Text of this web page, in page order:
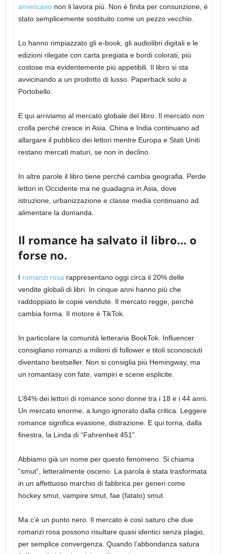
americano non li lavora più. Non è finita per consunzione, è
stato semplicemente sostituito come un pezzo vecchio.
Lo hanno rimpiazzato gli e-book, gli audiolibri digitali e le
edizioni rilegate con carta pregiata e bordi colorati, più
costose ma evidentemente più appetibili. Il libro si sta
avvicinando a un prodotto di lusso. Paperback solo a
Portobello.
E qui arriviamo al mercato globale del libro. Il mercato non
crolla perché cresce in Asia. China e India continuano ad
allargare il pubblico dei lettori mentre Europa e Stati Uniti
restano mercati maturi, se non in declino.
In altre parole il libro tiene perché cambia geografia. Perde
lettori in Occidente ma ne guadagna in Asia, dove
istruzione, urbanizzazione e classe media continuano ad
alimentare la domanda.
Il romance ha salvato il libro… o
forse no.
I romanzi rosa rappresentano oggi circa il 20% delle
vendite globali di libri. In cinque anni hanno più che
raddoppiato le copie vendute. Il mercato regge, perché
cambia forma. Il motore è TikTok.
In particolare la comunità letteraria BookTok. Influencer
consigliano romanzi a milioni di follower e titoli sconosciuti
diventano bestseller. Non si consiglia più Hemingway, ma
un romantasy con fate, vampiri e scene esplicite.
L’84% dei lettori di romance sono donne tra i 18 e i 44 anni.
Un mercato enorme, a lungo ignorato dalla critica. Leggere
romance significa evasione, distrazione. E qui torna, dalla
finestra, la Linda di “Fahrenheit 451”.
Abbiamo già un nome per questo fenomeno. Si chiama
“smut”, letteralmente osceno. La parola è stata trasformata
in un affettuoso marchio di fabbrica per generi come
hockey smut, vampire smut, fae (fatato) smut.
Ma c’è un punto nero. Il mercato è così saturo che due
romanzi rosa possono risultare quasi identici senza plagio,
per semplice convergenza. Quando l’abbondanza satura